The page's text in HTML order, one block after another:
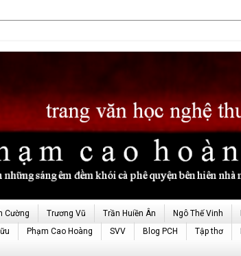
Cường Trương Vũ Trần Huiền Ân Ngô Thế Vinh
Phạm Cao Hoàng SVV Blog PCH Tập thơ